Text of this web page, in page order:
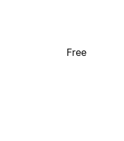
Free